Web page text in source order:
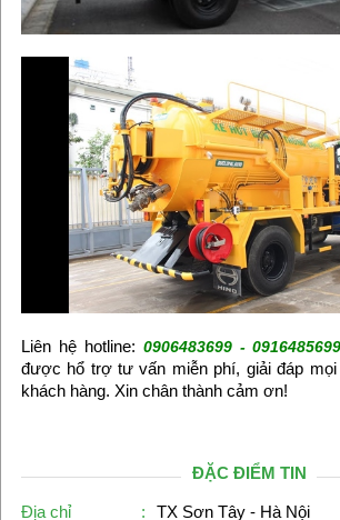
Liên hệ hotline: 0906483699 -
được hổ trợ tư vấn miễn phí, giải đáp
khách hàng. Xin chân thành cảm ơn!
ĐẶC ĐIỂM TIN
Địa chỉ :
TX Sơn Tây - Hà Nội